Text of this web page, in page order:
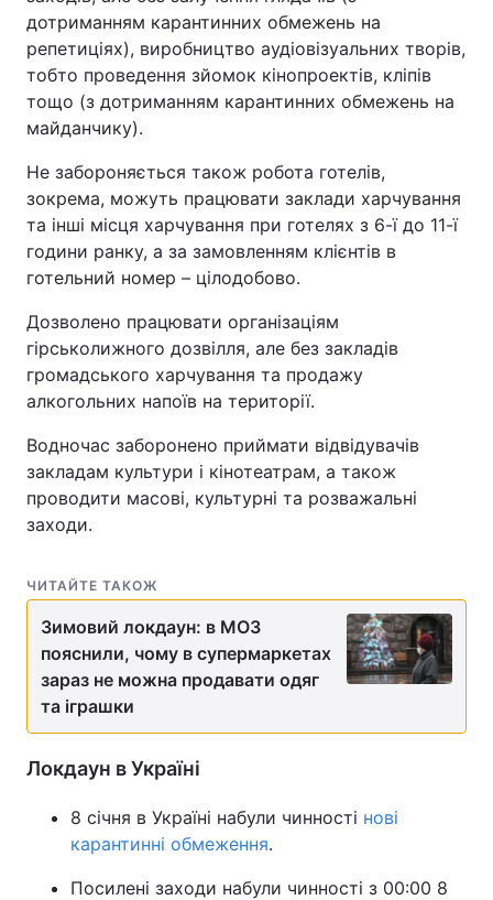
Тема оформлення
дотриманням карантинних обмежень на
репетиціях), виробництво аудіовізуальних творів,
тобто проведення зйомок кінопроектів, кліпів
тощо (з дотриманням карантинних обмежень на
майданчику).
Не забороняється також робота готелів,
зокрема, можуть працювати заклади харчування
та інші місця харчування при готелях з 6-ї до 11-ї
години ранку, а за замовленням клієнтів в
готельний номер – цілодобово.
Дозволено працювати організаціям
гірськолижного дозвілля, але без закладів
громадського харчування та продажу
алкогольних напоїв на території.
Водночас заборонено приймати відвідувачів
закладам культури і кінотеатрам, а також
проводити масові, культурні та розважальні
заходи.
ЧИТАЙТЕ ТАКОЖ
Зимовий локдаун: в МОЗ
пояснили, чому в супермаркетах
зараз не можна продавати одяг
та іграшки
Локдаун в Україні
8 січня в Україні набули чинності нові
карантинні обмеження.
Посилені заходи набули чинності з 00:00 8